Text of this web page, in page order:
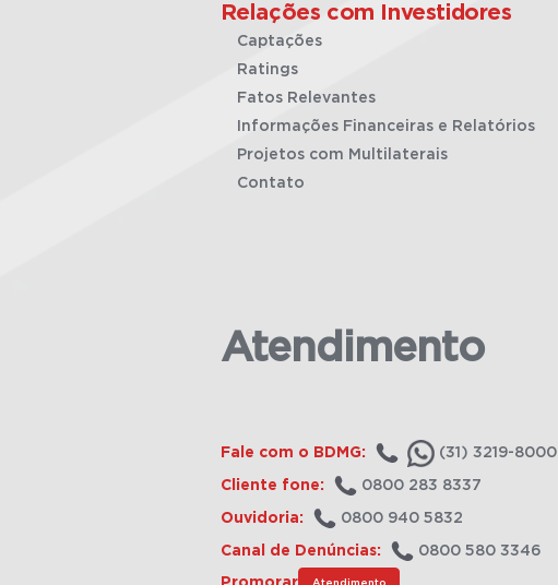
Relações com Investidores
Captações
Ratings
Fatos Relevantes
Informações Financeiras e Relatórios
Projetos com Multilaterais
Contato
Atendimento
Fale com o BDMG: (31) 3219-8000
Cliente fone: 0800 283 8337
Ouvidoria: 0800 940 5832
Canal de Denúncias: 0800 580 3346
Atendimento